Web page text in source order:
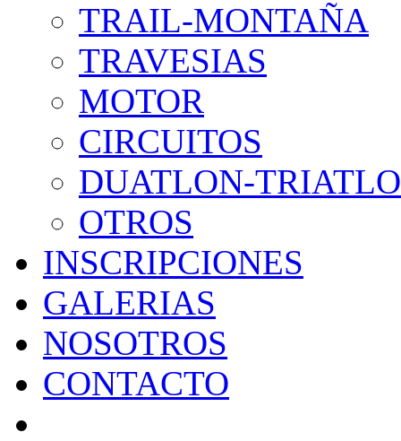
TRAIL-MONTAÑA
TRAVESIAS
MOTOR
CIRCUITOS
DUATLON-
OTROS
INSCRIPCIONES
GALERIAS
NOSOTROS
CONTACTO